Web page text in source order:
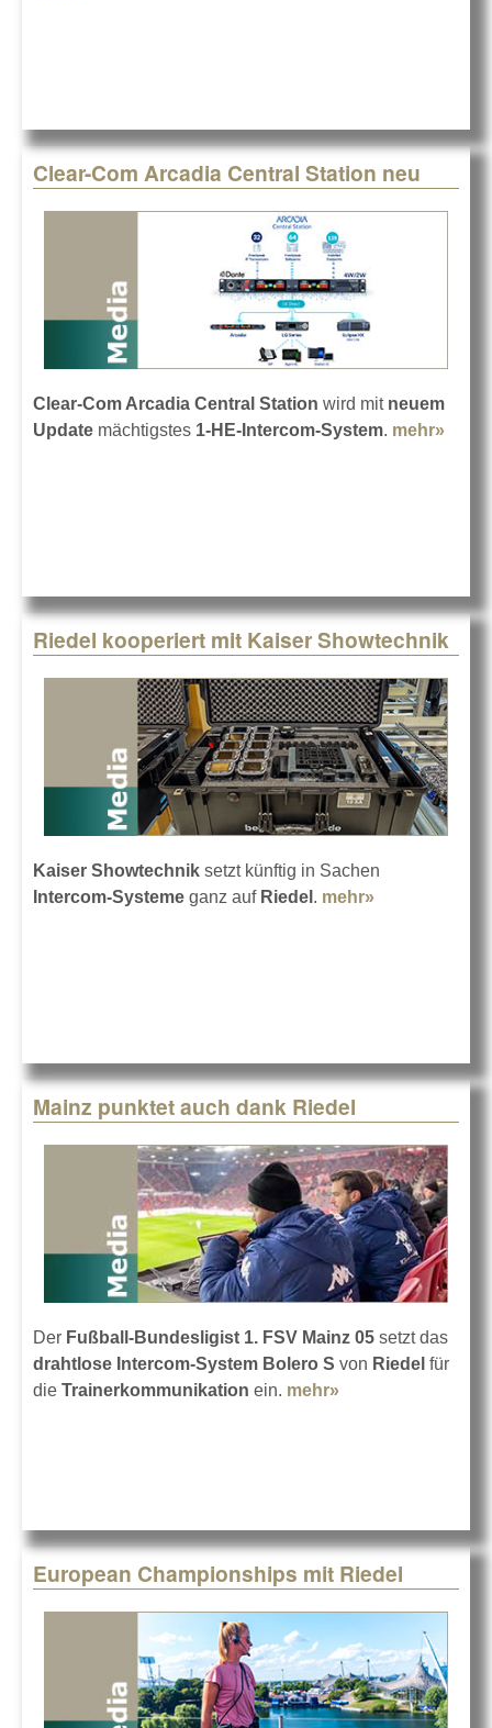
Clear-Com Arcadia Central Station neu
Clear-Com Arcadia Central Station wird mit neuem
Update mächtigstes 1-HE-Intercom-System. mehr»
Riedel kooperiert mit Kaiser Showtechnik
Kaiser Showtechnik setzt künftig in Sachen
Intercom-Systeme ganz auf Riedel . mehr»
Mainz punktet auch dank Riedel
Der Fußball-Bundesligist 1. FSV Mainz 05 setzt das
drahtlose Intercom-System Bolero S von Riedel für
die Trainerkommunikation ein. mehr»
European Championships mit Riedel